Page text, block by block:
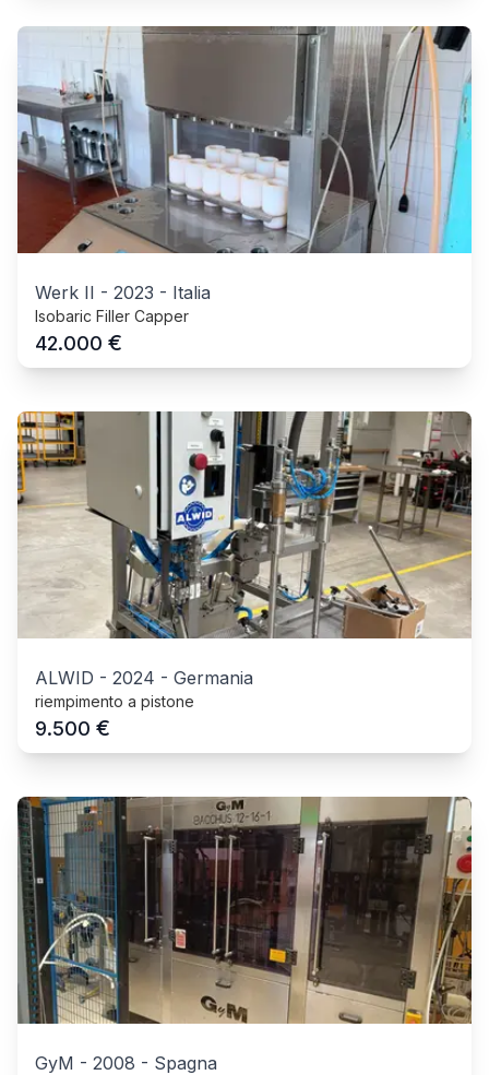
Werk II - 2023 - Italia
Isobaric Filler Capper
42.000 €
ALWID - 2024 - Germania
riempimento a pistone
9.500 €
GyM - 2008 - Spagna